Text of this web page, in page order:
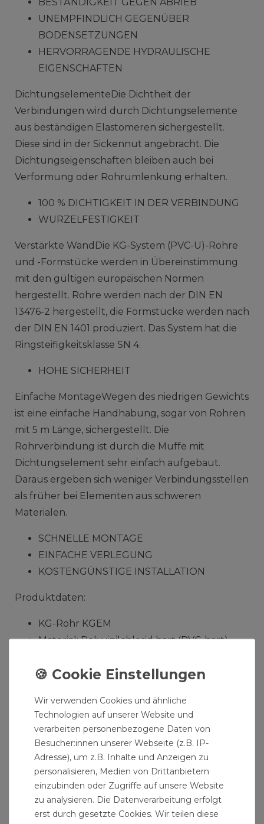
UNEMPFINDLICH GEGENÜBER
BODENSETZUNGEN
HERVORRAGENDE HYDRAULISCHE
EIGENSCHAFTEN
DichtungselementeDie Dichtheit der
Verbindungen wird durch Dichtungselemente
aus beständigen Elastomeren sichergestellt.
Diese sind in der Sickennut angebracht. Die
Dichtungseigenschaften bleiben auch bei
Verformung oder Rohrumlenkung erhalten.
100 % DICHTIGKEIT IN DER VERBINDUNG
WURZELFESTIGKEIT
Verstärkte WandDie KG-System (PVC-U)-Rohre
und -Formstücke werden in Übereinstimmung
mit den gültigen europäischen Normen
hergestellt. Rohre werden nach der DIN EN
13476-2 hergestellt, die Formstücke werden nach
der DIN EN 1401 produziert. Das System hat die
Ringsteifigkeitsklasse SN 4.
HOHE SICHERHEIT
Einfache MontageWegen des niedrigen Gewichts
ist eine einfache Handhabung, sogar von Rohren
mit 5 m Länge, sichergestellt. Die
Rohrverbindung ist durch die Muffe mit
Dichtungselement sehr einfach aufgebaut.
Daraus ergeben sich weniger Verbindungsstellen
als früher bei Elementen aus schweren
Materialen.
SCHNELLE MONTAGE
EINFACHE VERLEGUNG
KOSTENGÜNSTIGE INSTALLATION
Produktdaten:
KG-Rohr KGEM
Material: Polyvinilchlorid hart (PVC-hart),
Farbe: Orangebraun RAL 8023
hergestellt nach DIN EN 13476-2 und DIN
EN 1401
Durchmesser: DN200
Rohrlänge: 1000mm - 100 cm - 1 m
Lieferumfang: KG PVC Rohr DN 200 / 1000 mm
Abwasserrohr Kanalrohr orange
Wir verwenden Cookies und ähnliche
Technologien auf unserer Website und
verarbeiten personenbezogene Daten von
Besucher:innen unserer Webseite (z.B. IP-
Adresse), um z.B. Inhalte und Anzeigen zu
personalisieren, Medien von Drittanbietern
einzubinden oder Zugriffe auf unsere Website
zu analysieren. Die Datenverarbeitung erfolgt
erst durch gesetzte Cookies. Wir teilen diese